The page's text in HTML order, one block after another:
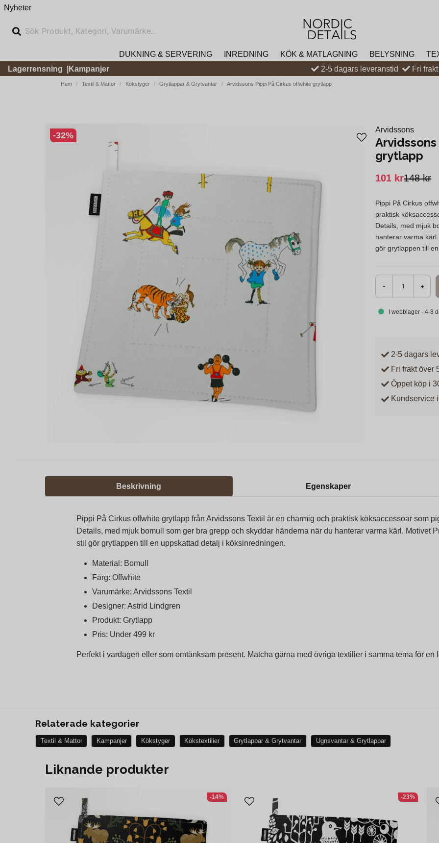
Nyheter
DUKNING & SERVERING INREDNING KÖK & MATLAGNING BELYSNING
Lagerrensning
Kampanjer 2-5 dagars leveranstid Fri
Hem Textil & Mattor Kökstyger Grytlappar & Grytvantar Arvidssons Pippi På Cirkus offwhite grytlapp
-32%
Arvidssons
grytlapp
148 kr
101 kr
Pippi På Cirkus
praktisk
Details, med mjuk
hanterar varma
gör grytlappen till
- +
I webblager - 4-8
2-5 dagars
Fri frakt över
Öppet köp i
Kundservice
Beskrivning Egenskaper
Pippi På Cirkus offwhite grytlapp från Arvidssons Textil är en charmig och praktisk köksaccessoar som
Details, med mjuk bomull som ger bra grepp och skyddar händerna när du hanterar varma kärl. Motivet
stil gör grytlappen till en uppskattad detalj i köksinredningen.
Material: Bomull
Färg: Offwhite
Varumärke: Arvidssons Textil
Designer: Astrid Lindgren
Produkt: Grytlapp
Pris: Under 499 kr
Perfekt i vardagen eller som omtänksam present. Matcha gärna med övriga textilier i samma tema för
Relaterade kategorier
Textil & Mattor Kampanjer Kökstyger Kökstextilier Grytlappar & Grytvantar Ugnsvantar & Grytlappar
Liknande produkter
-14% -23%